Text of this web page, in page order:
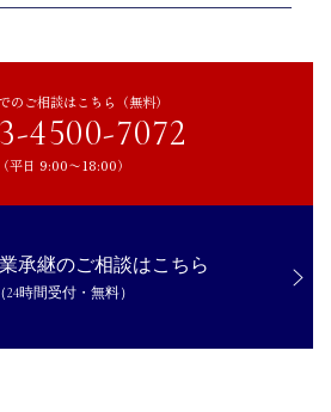
ク負担からの解放
するデメリット
を成功させるためのポイント
する
のご相談はこちら（無料）
4500-7072
（平日 9:00〜18:00）
承継のご相談はこちら
（24時間受付・無料）